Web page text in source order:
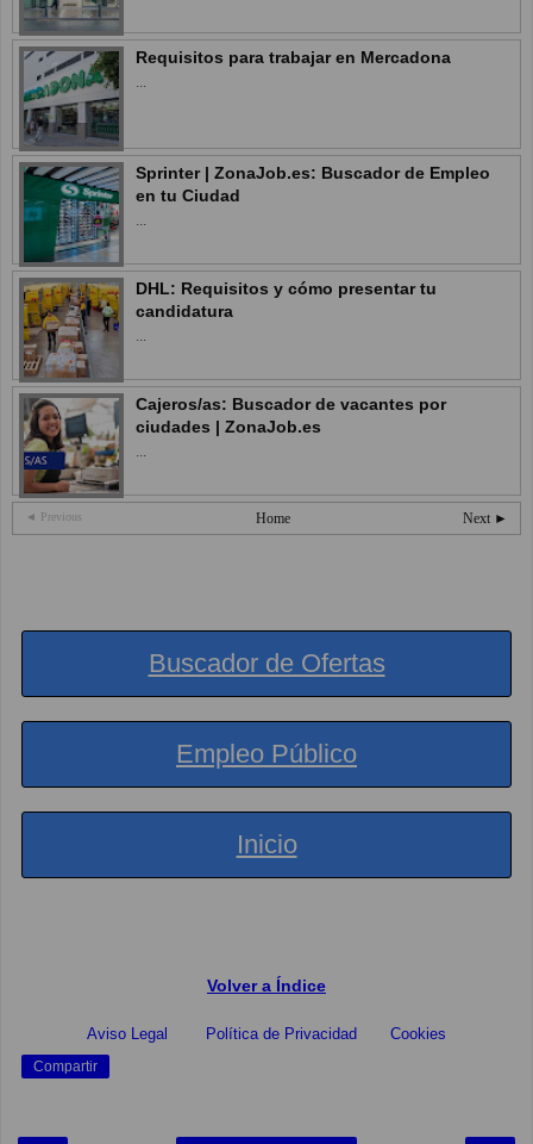
Requisitos para trabajar en Mercadona
...
Sprinter | ZonaJob.es: Buscador de Empleo
en tu Ciudad
...
DHL: Requisitos y cómo presentar tu
candidatura
...
Cajeros/as: Buscador de vacantes por
ciudades | ZonaJob.es
...
◄ Previous Next ►
Home
Buscador de Ofertas
Empleo Público
Inicio
Volver a Índice
Aviso Legal Política de Privacidad Cookies
Compartir